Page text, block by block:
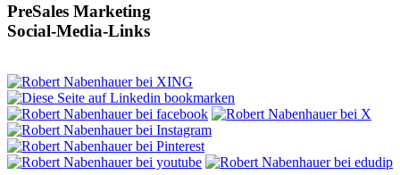
PreSales Marketing
Social-Media-Links